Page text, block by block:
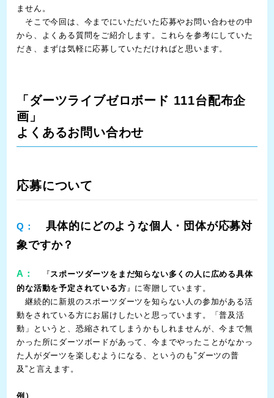
ません。
そこで今回は、今までにいただいた応募やお問い合わせの中
から、よくある質問をご紹介します。これらを参考にしていた
だき、まずは気軽に応募していただければと思います。
「ダーツライブゼロボード 111台配布企
画」
よくあるお問い合わせ
応募について
Q：
具体的にどのような個人・団体が応募対
象ですか？
A： 『 スポーツダーツをまだ知らない多くの人に広める具体
的な活動を予定されている方 』に寄贈しています。
継続的に新規のスポーツダーツを知らない人の参加がある活
動をされている方にお届けしたいと思っています。「普及活
動」というと、恐縮されてしまうかもしれませんが、今まで無
かった所にダーツボードがあって、今までやったことがなかっ
た人がダーツを楽しむようになる、というのも”ダーツの普
及”と言えます。
例）